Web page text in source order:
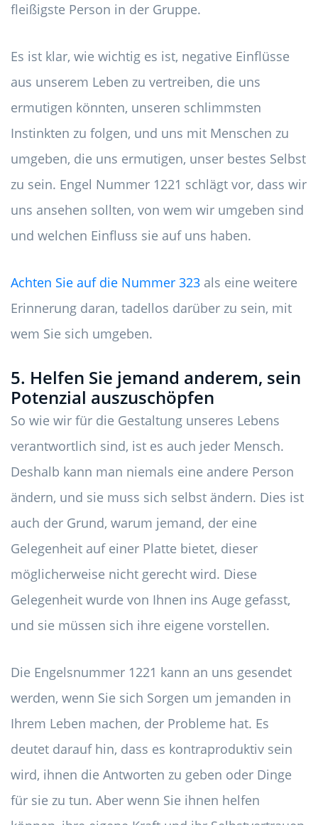
fleißigste Person in der Gruppe.
Es ist klar, wie wichtig es ist, negative Einflüsse
aus unserem Leben zu vertreiben, die uns
ermutigen könnten, unseren schlimmsten
Instinkten zu folgen, und uns mit Menschen zu
umgeben, die uns ermutigen, unser bestes Selbst
zu sein. Engel Nummer 1221 schlägt vor, dass wir
uns ansehen sollten, von wem wir umgeben sind
und welchen Einfluss sie auf uns haben.
Achten Sie auf die Nummer 323 als eine weitere
Erinnerung daran, tadellos darüber zu sein, mit
wem Sie sich umgeben.
5. Helfen Sie jemand anderem, sein
Potenzial auszuschöpfen
So wie wir für die Gestaltung unseres Lebens
verantwortlich sind, ist es auch jeder Mensch.
Deshalb kann man niemals eine andere Person
ändern, und sie muss sich selbst ändern. Dies ist
auch der Grund, warum jemand, der eine
Gelegenheit auf einer Platte bietet, dieser
möglicherweise nicht gerecht wird. Diese
Gelegenheit wurde von Ihnen ins Auge gefasst,
und sie müssen sich ihre eigene vorstellen.
Die Engelsnummer 1221 kann an uns gesendet
werden, wenn Sie sich Sorgen um jemanden in
Ihrem Leben machen, der Probleme hat. Es
deutet darauf hin, dass es kontraproduktiv sein
wird, ihnen die Antworten zu geben oder Dinge
für sie zu tun. Aber wenn Sie ihnen helfen